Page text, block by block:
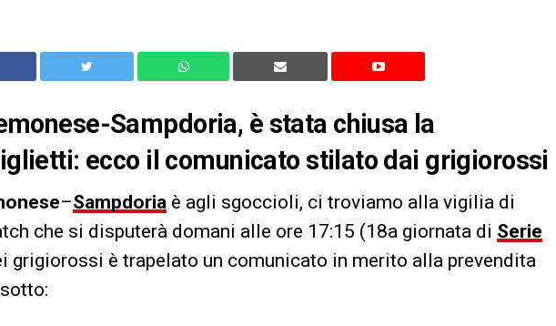
Sampdoria, è stata chiusa la
ecco il comunicato stilato dai grigiorossi
–Sampdoria è agli sgoccioli, ci troviamo alla vigilia di
che si disputerà domani alle ore 17:15 (18a giornata di Serie
grigiorossi è trapelato un comunicato in merito alla prevendita